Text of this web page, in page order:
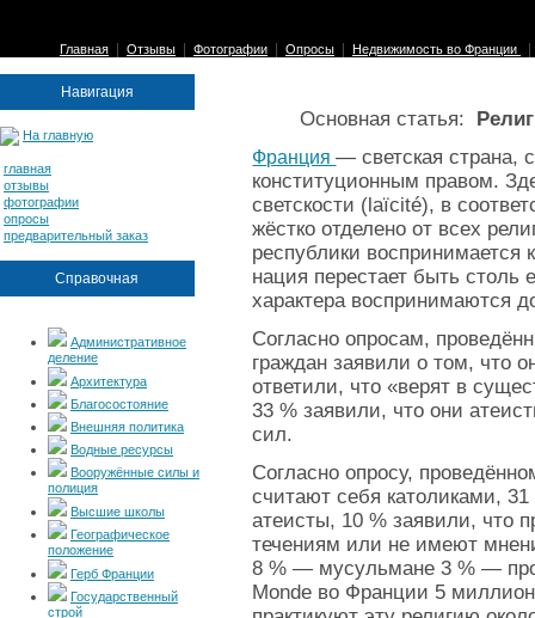
Главная Отзывы Фотографии Опросы Недвижимость во Франции
Навигация
На главную
главная
отзывы
фотографии
опросы
предварительный заказ
Справочная
Административное
деление
Архитектура
Благосостояние
Внешняя политика
Водные ресурсы
Вооружённые силы и
полиция
Высшие школы
Географическое
положение
Герб Франции
Государственный
строй
Основная статья:
Франция— светская страна,
конституционным правом.
светскости (laїcité), в
жёстко отделено от всех
республики воспринимается
нация перестает быть столь
характера воспринимаются
Согласно опросам,
граждан заявили о том, что
ответили, что «верят в
33 % заявили, что они
сил.
Согласно опросу,
считают себя католиками,
атеисты, 10 % заявили, что
течениям или не имеют
8 % — мусульмане 3 % —
Monde во Франции 5